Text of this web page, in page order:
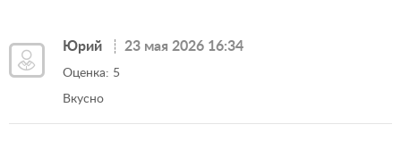
Юрий 23 мая 2026 16:34
Оценка: 5
Вкусно